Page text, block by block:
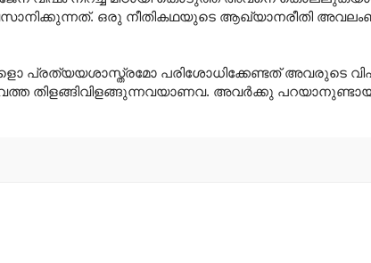
ഒരു നീതികഥയുടെ ആഖ്യാനരീതി
പ്രത്യയശാസ്ത്രമോ പരിശോധിക്കേണ്ടത് അവരുടെ
തിളങ്ങിവിളങ്ങുന്നവയാണവ. അവർക്കു